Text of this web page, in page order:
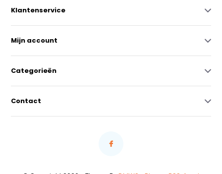
Klantenservice
Mijn account
Categorieën
Contact